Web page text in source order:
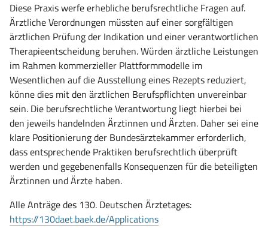
Diese Praxis werfe erhebliche berufsrechtliche Fragen auf.
Ärztliche Verordnungen müssten auf einer sorgfältigen
ärztlichen Prüfung der Indikation und einer verantwortlichen
Therapieentscheidung beruhen. Würden ärztliche Leistungen
im Rahmen kommerzieller Plattformmodelle im
Wesentlichen auf die Ausstellung eines Rezepts reduziert,
könne dies mit den ärztlichen Berufspflichten unvereinbar
sein. Die berufsrechtliche Verantwortung liegt hierbei bei
den jeweils handelnden Ärztinnen und Ärzten. Daher sei eine
klare Positionierung der Bundesärztekammer erforderlich,
dass entsprechende Praktiken berufsrechtlich überprüft
werden und gegebenenfalls Konsequenzen für die beteiligten
Ärztinnen und Ärzte haben.
Alle Anträge des 130. Deutschen Ärztetages:
https://130daet.baek.de/Applications(öffnet